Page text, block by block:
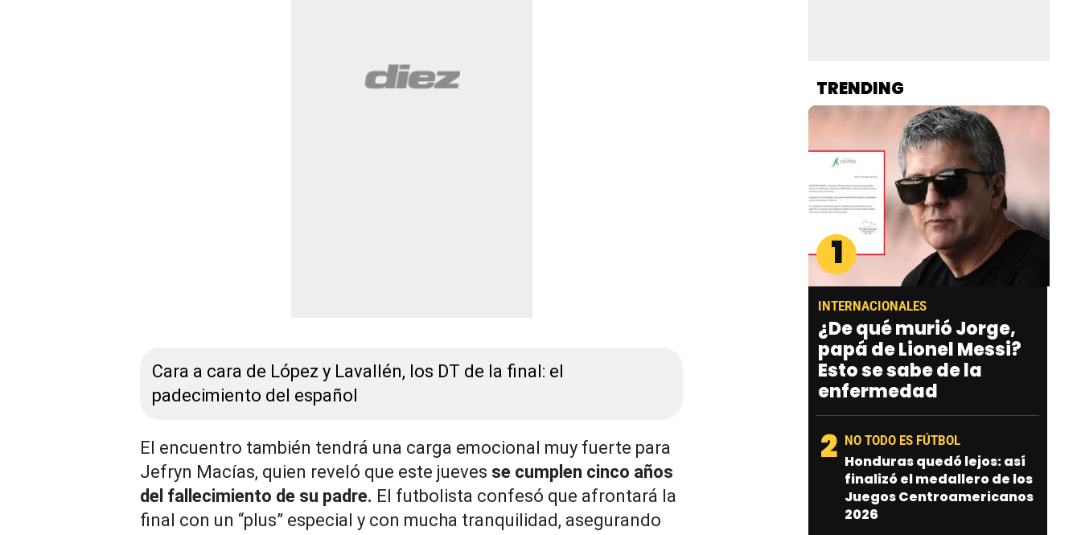
Cara a cara de López y Lavallén, los DT de la final: el
padecimiento del español
El encuentro también tendrá una carga emocional muy fuerte para
Jefryn Macías, quien reveló que este jueves se cumplen cinco años
del fallecimiento de su padre. El futbolista confesó que afrontará la
final con un “plus” especial y con mucha tranquilidad, asegurando
TRENDING
1
INTERNACIONALES
¿De qué murió Jorge,
papá de Lionel Messi?
Esto se sabe de la
enfermedad
2 NO TODO ES FÚTBOL
Honduras quedó lejos: así
finalizó el medallero de los
Juegos Centroamericanos
2026